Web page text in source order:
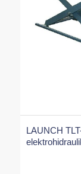
LAUNCH